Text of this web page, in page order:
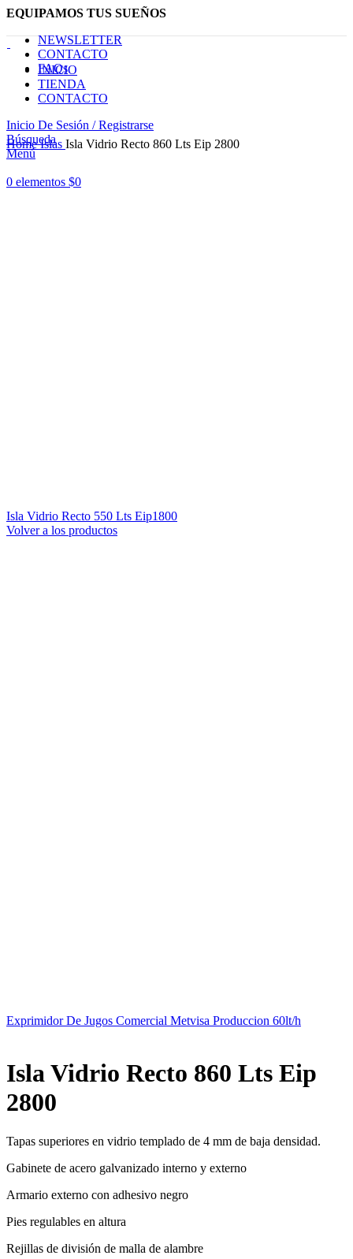
EQUIPAMOS TUS SUEÑOS
NEWSLETTER
CONTACTO
FAQs
INICIO
TIENDA
CONTACTO
Inicio De Sesión / Registrarse
Búsqueda
Menú
0 elementos $0
Haga Click para agrandar
HomeIslas Isla Vidrio Recto 860 Lts Eip 2800
Isla Vidrio Recto 550 Lts Eip1800
Volver a los productos
Exprimidor De Jugos Comercial Metvisa Produccion 60lt/h
Isla Vidrio Recto 860 Lts Eip
2800
Tapas superiores en vidrio templado de 4 mm de baja densidad.
Gabinete de acero galvanizado interno y externo
Armario externo con adhesivo negro
Pies regulables en altura
Rejillas de división de malla de alambre